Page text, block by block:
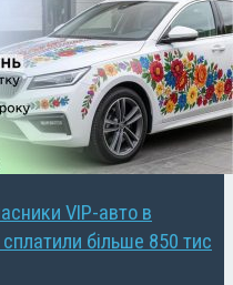
VIP-авто в
сплатили більше 850 тис